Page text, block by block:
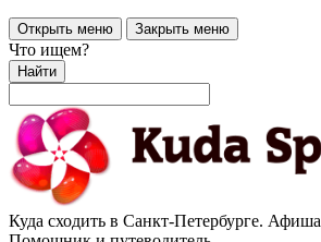
Открыть меню Закрыть меню
Что ищем?
Найти
Куда сходить в Санкт-Петербурге. Афиша